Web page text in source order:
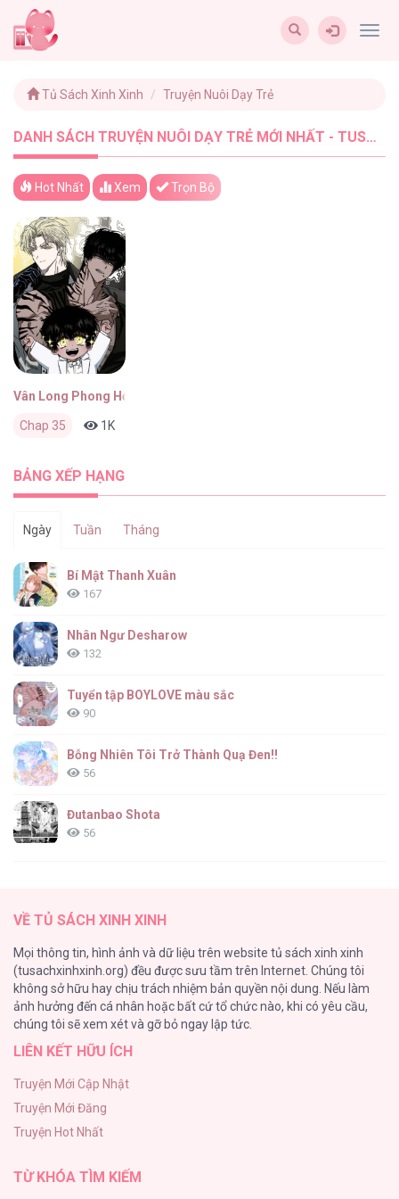
Tủ Sách Xinh Xinh Truyện Nuôi Dạy Trẻ
DANH SÁCH TRUYỆN NUÔI DẠY TRẺ MỚI NHẤT - TUSACHXINHXINH (1)
Hot Nhất Xem Trọn Bộ
Vân Long Phong Hổ
Chap 35 1K
BẢNG XẾP HẠNG
Ngày Tuần Tháng
Bí Mật Thanh Xuân
167
Nhân Ngư Desharow
132
Tuyển tập BOYLOVE màu sắc
90
Bỗng Nhiên Tôi Trở Thành Quạ Đen!!
56
Đutanbao Shota
56
54
Một Đêm Nọ Đột Nhiên Yandere Tới!
51
Cách Khiến Phu Quân Đứng Về Phía Tôi
ONESHOT CHỊCH VỒN CHỊCH VÃ
47
VỀ TỦ SÁCH XINH XINH
Mọi thông tin, hình ảnh và dữ liệu trên website tủ sách xinh xinh
(tusachxinhxinh.org) đều được sưu tầm trên Internet. Chúng tôi
không sở hữu hay chịu trách nhiệm bản quyền nội dung. Nếu làm
ảnh hưởng đến cá nhân hoặc bất cứ tổ chức nào, khi có yêu cầu,
chúng tôi sẽ xem xét và gỡ bỏ ngay lập tức.
LIÊN KẾT HỮU ÍCH
Truyện Mới Cập Nhật
Truyện Mới Đăng
Truyện Hot Nhất
TỪ KHÓA TÌM KIẾM